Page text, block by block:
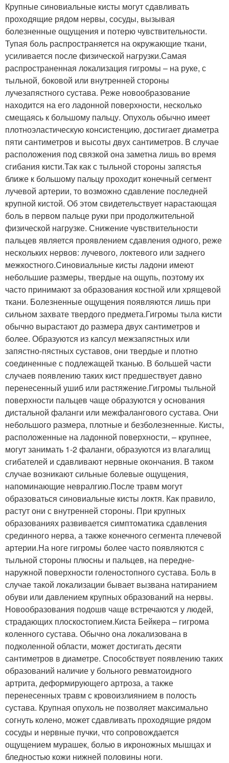
Крупные синовиальные кисты могут сдавливать
проходящие рядом нервы, сосуды, вызывая
болезненные ощущения и потерю чувствительности.
Тупая боль распространяется на окружающие ткани,
усиливается после физической нагрузки.Самая
распространенная локализация гигромы – на руке, с
тыльной, боковой или внутренней стороны
лучезапястного сустава. Реже новообразование
находится на его ладонной поверхности, несколько
смещаясь к большому пальцу. Опухоль обычно имеет
плотноэластическую консистенцию, достигает диаметра
пяти сантиметров и высоты двух сантиметров. В случае
расположения под связкой она заметна лишь во время
сгибания кисти.Так как с тыльной стороны запястья
ближе к большому пальцу проходит конечный сегмент
лучевой артерии, то возможно сдавление последней
крупной кистой. Об этом свидетельствует нарастающая
боль в первом пальце руки при продолжительной
физической нагрузке. Снижение чувствительности
пальцев является проявлением сдавления одного, реже
нескольких нервов: лучевого, локтевого или заднего
межкостного.Синовиальные кисты ладони имеют
небольшие размеры, твердые на ощупь, поэтому их
часто принимают за образования костной или хрящевой
ткани. Болезненные ощущения появляются лишь при
сильном захвате твердого предмета.Гигромы тыла кисти
обычно вырастают до размера двух сантиметров и
более. Образуются из капсул межзапястных или
запястно-пястных суставов, они твердые и плотно
соединенные с подлежащей тканью. В большей части
случаев появлению таких кист предшествует давно
перенесенный ушиб или растяжение.Гигромы тыльной
поверхности пальцев чаще образуются у основания
дистальной фаланги или межфалангового сустава. Они
небольшого размера, плотные и безболезненные. Кисты,
расположенные на ладонной поверхности, – крупнее,
могут занимать 1-2 фаланги, образуются из влагалищ
сгибателей и сдавливают нервные окончания. В таком
случае возникают сильные болевые ощущения,
напоминающие невралгию.После травм могут
образоваться синовиальные кисты локтя. Как правило,
растут они с внутренней стороны. При крупных
образованиях развивается симптоматика сдавления
срединного нерва, а также конечного сегмента плечевой
артерии.На ноге гигромы более часто появляются с
тыльной стороны плюсны и пальцев, на передне-
наружной поверхности голеностопного сустава. Боль в
случае такой локализации бывает вызвана натиранием
обуви или давлением крупных образований на нервы.
Новообразования подошв чаще встречаются у людей,
страдающих плоскостопием.Киста Бейкера – гигрома
коленного сустава. Обычно она локализована в
подколенной области, может достигать десяти
сантиметров в диаметре. Способствует появлению таких
образований наличие у больного ревматоидного
артрита, деформирующего артроза, а также
перенесенных травм с кровоизлиянием в полость
сустава. Крупная опухоль не позволяет максимально
согнуть колено, может сдавливать проходящие рядом
сосуды и нервные пучки, что сопровождается
ощущением мурашек, болью в икроножных мышцах и
бледностью кожи нижней половины ноги.